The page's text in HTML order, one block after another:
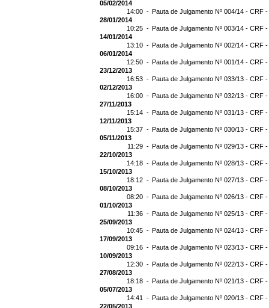
05/02/2014
14:00 - Pauta de Julgamento Nº 004/14 - CRF
28/01/2014
10:25 - Pauta de Julgamento Nº 003/14 - CRF
14/01/2014
13:10 - Pauta de Julgamento Nº 002/14 - CRF
06/01/2014
12:50 - Pauta de Julgamento Nº 001/14 - CRF
23/12/2013
16:53 - Pauta de Julgamento Nº 033/13 - CRF
02/12/2013
16:00 - Pauta de Julgamento Nº 032/13 - CRF
27/11/2013
15:14 - Pauta de Julgamento Nº 031/13 - CRF
12/11/2013
15:37 - Pauta de Julgamento Nº 030/13 - CRF
05/11/2013
11:29 - Pauta de Julgamento Nº 029/13 - CRF
22/10/2013
14:18 - Pauta de Julgamento Nº 028/13 - CRF
15/10/2013
18:12 - Pauta de Julgamento Nº 027/13 - CRF
08/10/2013
08:20 - Pauta de Julgamento Nº 026/13 - CRF
01/10/2013
11:36 - Pauta de Julgamento Nº 025/13 - CRF
25/09/2013
10:45 - Pauta de Julgamento Nº 024/13 - CRF
17/09/2013
09:16 - Pauta de Julgamento Nº 023/13 - CRF
10/09/2013
12:30 - Pauta de Julgamento Nº 022/13 - CRF
27/08/2013
18:18 - Pauta de Julgamento Nº 021/13 - CRF
05/07/2013
14:41 - Pauta de Julgamento Nº 020/13 - CRF
22/05/2013